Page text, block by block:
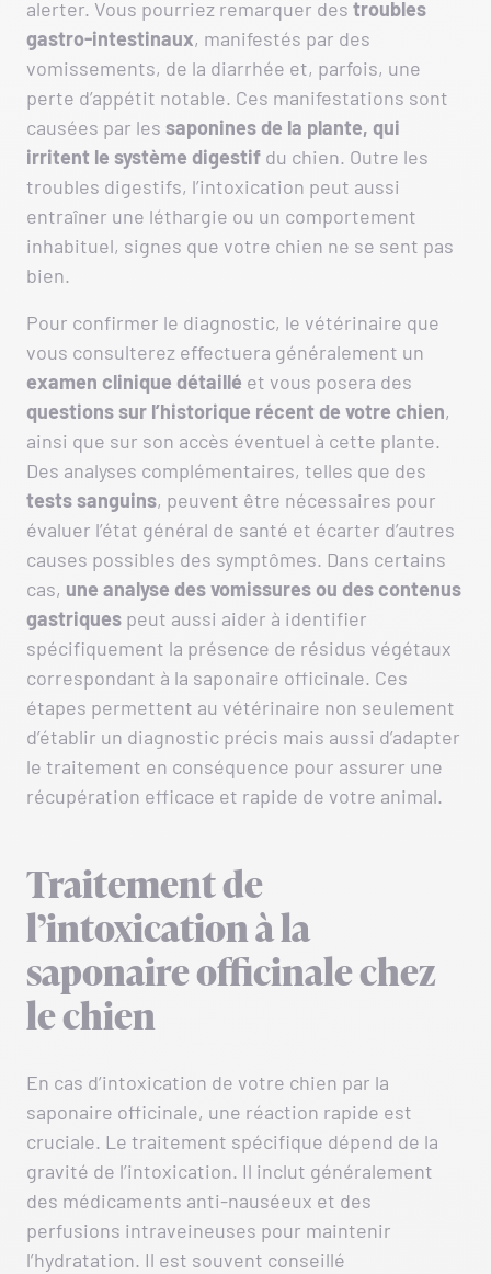
alerter. Vous pourriez remarquer des troubles
gastro-intestinaux, manifestés par des
vomissements, de la diarrhée et, parfois, une
perte d’appétit notable. Ces manifestations sont
causées par les saponinesde la plante, qui
irritent le système digestif du chien. Outre les
troubles digestifs, l’intoxication peut aussi
entraîner une léthargie ou un comportement
inhabituel, signes que votre chien ne se sent pas
bien.
Pour confirmer le diagnostic, le vétérinaire que
vous consulterez effectuera généralement un
examen clinique détaillé et vous posera des
questions sur l’historique récent de votre chien,
ainsi que sur son accès éventuel à cette plante.
Des analyses complémentaires, telles que des
tests sanguins, peuvent être nécessaires pour
évaluer l’état général de santé et écarter d’autres
causes possibles des symptômes. Dans certains
cas, une analyse des vomissures ou des contenus
gastriques peut aussi aider à identifier
spécifiquement la présence de résidus végétaux
correspondant à la saponaire officinale. Ces
étapes permettent au vétérinaire non seulement
d’établir un diagnostic précis mais aussi d’adapter
le traitement en conséquence pour assurer une
récupération efficace et rapide de votre animal.
Traitement de
l’intoxication à la
saponaire officinale chez
le chien
En cas d’intoxication de votre chien par la
saponaire officinale, une réaction rapide est
cruciale. Le traitement spécifique dépend de la
gravité de l’intoxication. Il inclut généralement
des médicaments anti-nauséeux et des
perfusions intraveineuses pour maintenir
l’hydratation. Il est souvent conseillé